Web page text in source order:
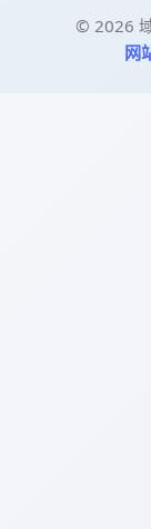
© 2026
网